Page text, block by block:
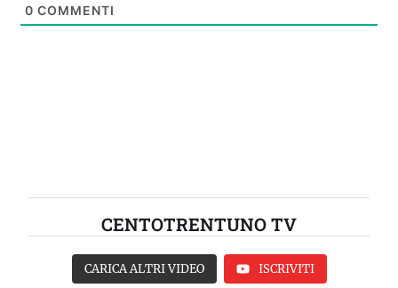
0 COMMENTI
CENTOTRENTUNO TV
CARICA ALTRI VIDEO ISCRIVITI